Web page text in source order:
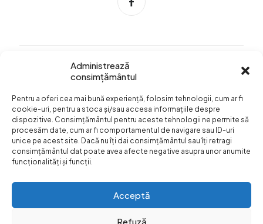
Administrează
consimțământul
Pentru a oferi cea mai bună experiență, folosim tehnologii, cum ar fi
cookie-uri, pentru a stoca și/sau accesa informațiile despre
dispozitive. Consimțământul pentru aceste tehnologii ne permite să
procesăm date, cum ar fi comportamentul de navigare sau ID-uri
unice pe acest site. Dacă nu îți dai consimțământul sau îți retragi
consimțământul dat poate avea afecte negative asupra unor anumite
funcționalități și funcții.
Acceptă
Refuză
Termeni si conditii
Confidentialitatea
datelor
Livrare si plata
Formular retur